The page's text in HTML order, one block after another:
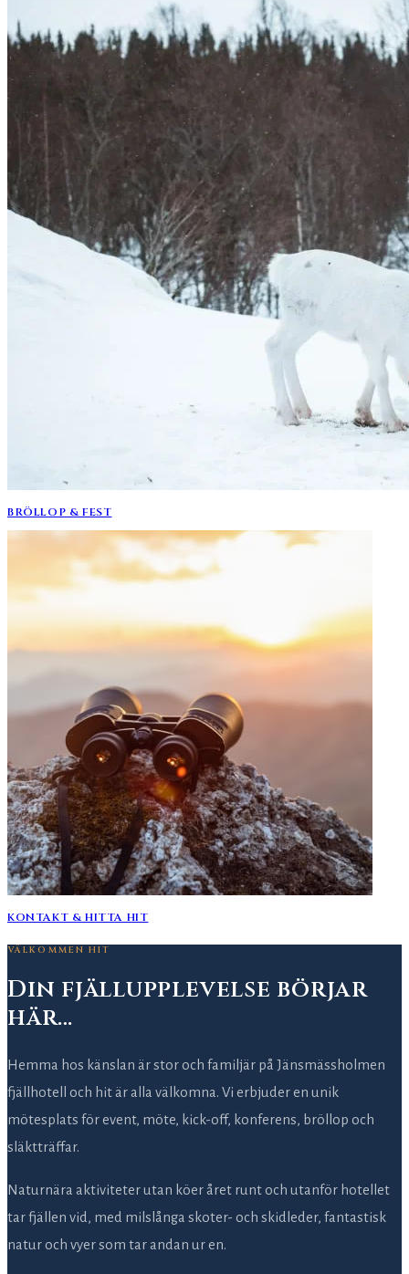
BRÖLLOP & FEST
KONTAKT & HITTA HIT
VÄLKOMMEN HIT
Din fjällupplevelse börjar
här…
Hemma hos känslan är stor och familjär på Jänsmässholmen
fjällhotell och hit är alla välkomna. Vi erbjuder en unik
mötesplats för event, möte, kick-off, konferens, bröllop och
släktträffar.
Naturnära aktiviteter utan köer året runt och utanför hotellet
tar fjällen vid, med milslånga skoter- och skidleder, fantastisk
natur och vyer som tar andan ur en.